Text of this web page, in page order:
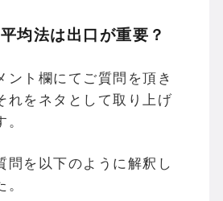
均法は出口が重要？
ント欄にてご質問を頂き
れをネタとして取り上げ
問を以下のように解釈し